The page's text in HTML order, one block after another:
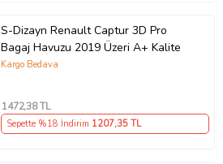
S-Dizayn Renault Captur 3D Pro
Bagaj Havuzu 2019 Üzeri A+ Kalite
Kargo Bedava
1472,38 TL
Sepette %18 İndirim 1207,35 TL